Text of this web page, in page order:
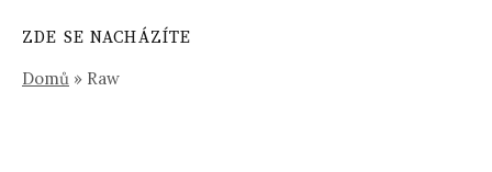
ZDE SE NACHÁZÍTE
Domů » Raw